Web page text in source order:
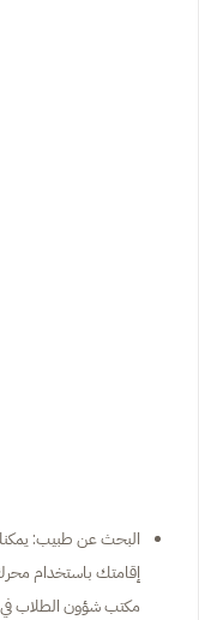
البحث عن طبيب:
مكتب شؤون الطلاب